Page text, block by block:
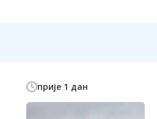
прије 1 дан